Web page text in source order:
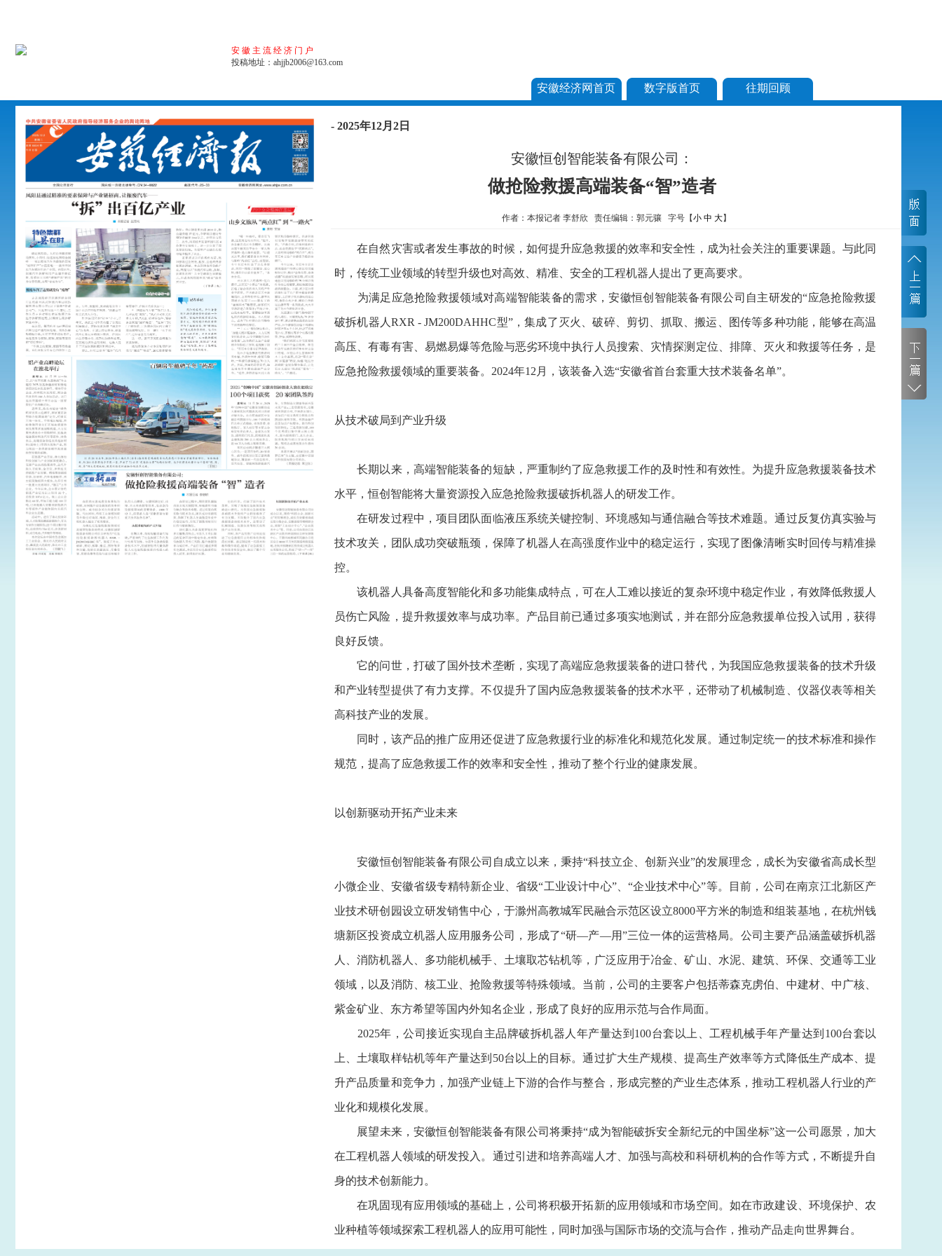
安徽主流经济门户
投稿地址：ahjjb2006@163.com
安徽经济网首页 数字版首页 往期回顾
- 2025年12月2日
安徽恒创智能装备有限公司：
做抢险救援高端装备“智”造者
作者：本报记者 李舒欣 责任编辑：郭元骧 字号【小 中 大】
在自然灾害或者发生事故的时候，如何提升应急救援的效率和安全性，成为社会关注的重要课题。与此同
时，传统工业领域的转型升级也对高效、精准、安全的工程机器人提出了更高要求。
为满足应急抢险救援领域对高端智能装备的需求，安徽恒创智能装备有限公司自主研发的“应急抢险救援
破拆机器人RXR - JM200DAHHC型”，集成了灭火、破碎、剪切、抓取、搬运、图传等多种功能，能够在高温
高压、有毒有害、易燃易爆等危险与恶劣环境中执行人员搜索、灾情探测定位、排障、灭火和救援等任务，是
应急抢险救援领域的重要装备。2024年12月，该装备入选“安徽省首台套重大技术装备名单”。
从技术破局到产业升级
长期以来，高端智能装备的短缺，严重制约了应急救援工作的及时性和有效性。为提升应急救援装备技术
水平，恒创智能将大量资源投入应急抢险救援破拆机器人的研发工作。
在研发过程中，项目团队面临液压系统关键控制、环境感知与通信融合等技术难题。通过反复仿真实验与
技术攻关，团队成功突破瓶颈，保障了机器人在高强度作业中的稳定运行，实现了图像清晰实时回传与精准操
控。
该机器人具备高度智能化和多功能集成特点，可在人工难以接近的复杂环境中稳定作业，有效降低救援人
员伤亡风险，提升救援效率与成功率。产品目前已通过多项实地测试，并在部分应急救援单位投入试用，获得
良好反馈。
它的问世，打破了国外技术垄断，实现了高端应急救援装备的进口替代，为我国应急救援装备的技术升级
和产业转型提供了有力支撑。不仅提升了国内应急救援装备的技术水平，还带动了机械制造、仪器仪表等相关
高科技产业的发展。
同时，该产品的推广应用还促进了应急救援行业的标准化和规范化发展。通过制定统一的技术标准和操作
规范，提高了应急救援工作的效率和安全性，推动了整个行业的健康发展。
以创新驱动开拓产业未来
安徽恒创智能装备有限公司自成立以来，秉持“科技立企、创新兴业”的发展理念，成长为安徽省高成长型
小微企业、安徽省级专精特新企业、省级“工业设计中心”、“企业技术中心”等。目前，公司在南京江北新区产
业技术研创园设立研发销售中心，于滁州高教城军民融合示范区设立8000平方米的制造和组装基地，在杭州钱
塘新区投资成立机器人应用服务公司，形成了“研—产—用”三位一体的运营格局。公司主要产品涵盖破拆机器
人、消防机器人、多功能机械手、土壤取芯钻机等，广泛应用于冶金、矿山、水泥、建筑、环保、交通等工业
领域，以及消防、核工业、抢险救援等特殊领域。当前，公司的主要客户包括蒂森克虏伯、中建材、中广核、
紫金矿业、东方希望等国内外知名企业，形成了良好的应用示范与合作局面。
2025年，公司接近实现自主品牌破拆机器人年产量达到100台套以上、工程机械手年产量达到100台套以
上、土壤取样钻机等年产量达到50台以上的目标。通过扩大生产规模、提高生产效率等方式降低生产成本、提
升产品质量和竞争力，加强产业链上下游的合作与整合，形成完整的产业生态体系，推动工程机器人行业的产
业化和规模化发展。
展望未来，安徽恒创智能装备有限公司将秉持“成为智能破拆安全新纪元的中国坐标”这一公司愿景，加大
在工程机器人领域的研发投入。通过引进和培养高端人才、加强与高校和科研机构的合作等方式，不断提升自
身的技术创新能力。
在巩固现有应用领域的基础上，公司将积极开拓新的应用领域和市场空间。如在市政建设、环境保护、农
业种植等领域探索工程机器人的应用可能性，同时加强与国际市场的交流与合作，推动产品走向世界舞台。